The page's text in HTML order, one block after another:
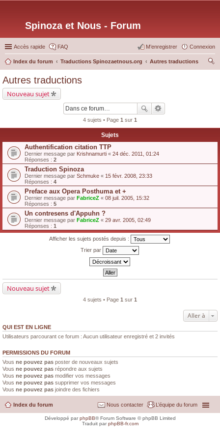
Spinoza et Nous - Forum
Accès rapide FAQ Connexion
M’enregistrer
Index du forum Traductions Spinozaetnous.org
Autres traductions
Autres traductions
Nouveau sujet
4 sujets • Page 1 sur 1
Sujets
Authentification citation TTP
Dernier message par Krishnamurti « 24 déc. 2011, 01:24
Réponses : 2
Traduction Spinoza
Dernier message par Schmuke « 15 févr. 2008, 23:33
Réponses : 4
Preface aux Opera Posthuma et +
Dernier message par FabriceZ « 08 juil. 2005, 15:32
Réponses : 5
Un contresens d'Appuhn ?
Dernier message par FabriceZ « 29 avr. 2005, 02:49
Réponses : 1
Afficher les sujets postés depuis :
Trier par
Nouveau sujet
4 sujets • Page 1 sur 1
Aller à
QUI EST EN LIGNE
Utilisateurs parcourant ce forum : Aucun utilisateur enregistré et 2 invités
PERMISSIONS DU FORUM
Vous ne pouvez pas poster de nouveaux sujets
Vous ne pouvez pas répondre aux sujets
Vous ne pouvez pas modifier vos messages
Vous ne pouvez pas supprimer vos messages
Vous ne pouvez pas joindre des fichiers
Index du forum L’équipe du forum
Nous contacter
Développé parphpBB® Forum Software © phpBB Limited
Traduit parphpBB-fr.com